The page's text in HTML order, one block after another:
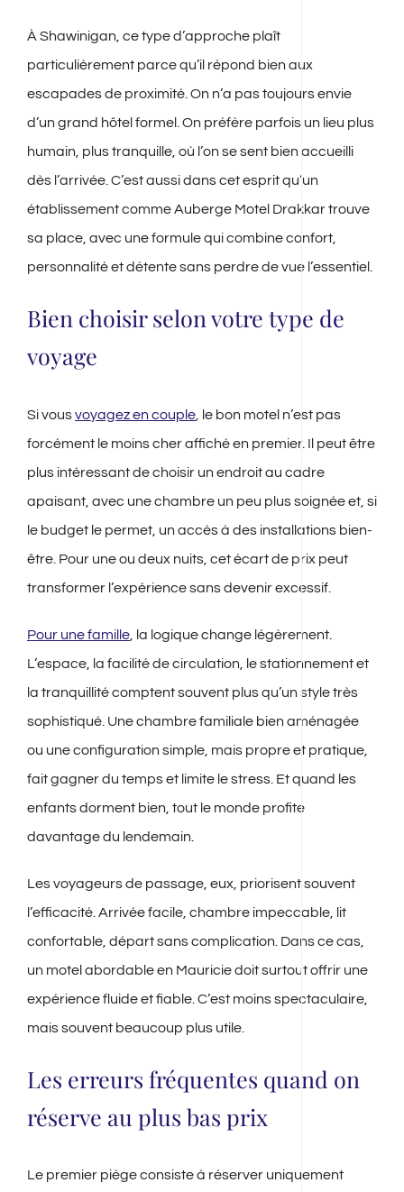
À Shawinigan, ce type d’approche plaît
particulièrement parce qu’il répond bien aux
escapades de proximité. On n’a pas toujours envie
d’un grand hôtel formel. On préfère parfois un lieu plus
humain, plus tranquille, où l’on se sent bien accueilli
dès l’arrivée. C’est aussi dans cet esprit qu’un
établissement comme Auberge Motel Drakkar trouve
sa place, avec une formule qui combine confort,
personnalité et détente sans perdre de vue l’essentiel.
Bien choisir selon votre type de
voyage
Si vousvoyagez en couple , le bon motel n’est pas
forcément le moins cher affiché en premier. Il peut être
plus intéressant de choisir un endroit au cadre
apaisant, avec une chambre un peu plus soignée et, si
le budget le permet, un accès à des installations bien-
être. Pour une ou deux nuits, cet écart de prix peut
transformer l’expérience sans devenir excessif.
Pour une famille , la logique change légèrement.
L’espace, la facilité de circulation, le stationnement et
la tranquillité comptent souvent plus qu’un style très
sophistiqué. Une chambre familiale bien aménagée
ou une configuration simple, mais propre et pratique,
fait gagner du temps et limite le stress. Et quand les
enfants dorment bien, tout le monde profite
davantage du lendemain.
Les voyageurs de passage, eux, priorisent souvent
l’efficacité. Arrivée facile, chambre impeccable, lit
confortable, départ sans complication. Dans ce cas,
un motel abordable en Mauricie doit surtout offrir une
expérience fluide et fiable. C’est moins spectaculaire,
mais souvent beaucoup plus utile.
Les erreurs fréquentes quand on
réserve au plus bas prix
Le premier piège consiste à réserver uniquement